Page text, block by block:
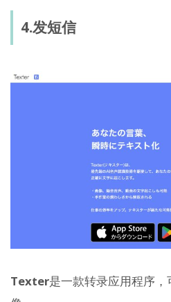
4.发短信
Texter是一款转录应用程序